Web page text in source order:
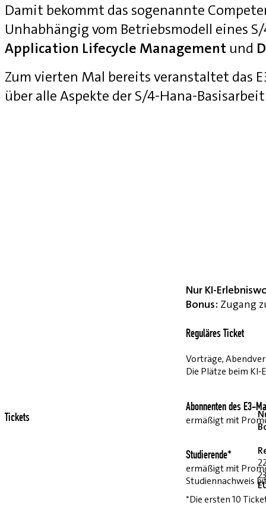
Damit bekommt das sogenannte
Unhabhängig vom Betriebsmodell eines
Application Lifecycle Management und
Zum vierten Mal bereits veranstaltet das
über alle Aspekte der S/4-Hana-
Nur KI-
Bonus: Zugang
Reguläres Ticket
Vorträge,
Die Plätze beim
Abonnenten des E3-
ermäßigt mit
Studierende*
ermäßigt mit
Studiennachweis
*Die ersten 10
Tickets